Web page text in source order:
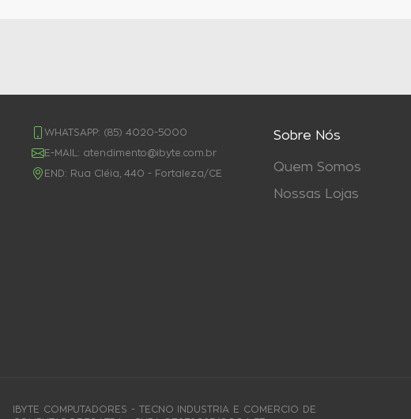
WHATSAPP: (85) 4020-5000
E-MAIL: atendimento@ibyte.com.br
END: Rua Cléia, 440 - Fortaleza/CE
Sobre Nós
Quem Somos
Nossas Lojas
IBYTE COMPUTADORES - TECNO INDUSTRIA E COMERCIO DE